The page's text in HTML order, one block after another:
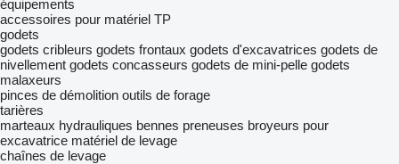
équipements
accessoires pour matériel TP
godets
godets cribleurs godets frontaux godets d'excavatrices godets de
nivellement godets concasseurs godets de mini-pelle godets
malaxeurs
pinces de démolition outils de forage
tarières
marteaux hydrauliques bennes preneuses broyeurs pour
excavatrice matériel de levage
chaînes de levage